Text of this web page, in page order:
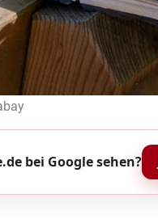
bei Google sehen?